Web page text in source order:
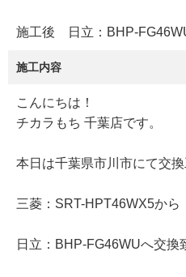
施工後 日立：BHP-
施工内容
こんにちは！
チカラもち 千葉店です。
本日は千葉県市川市にて交換
三菱：SRT-HPT46WX5から
日立：BHP-FG46WUへ交換